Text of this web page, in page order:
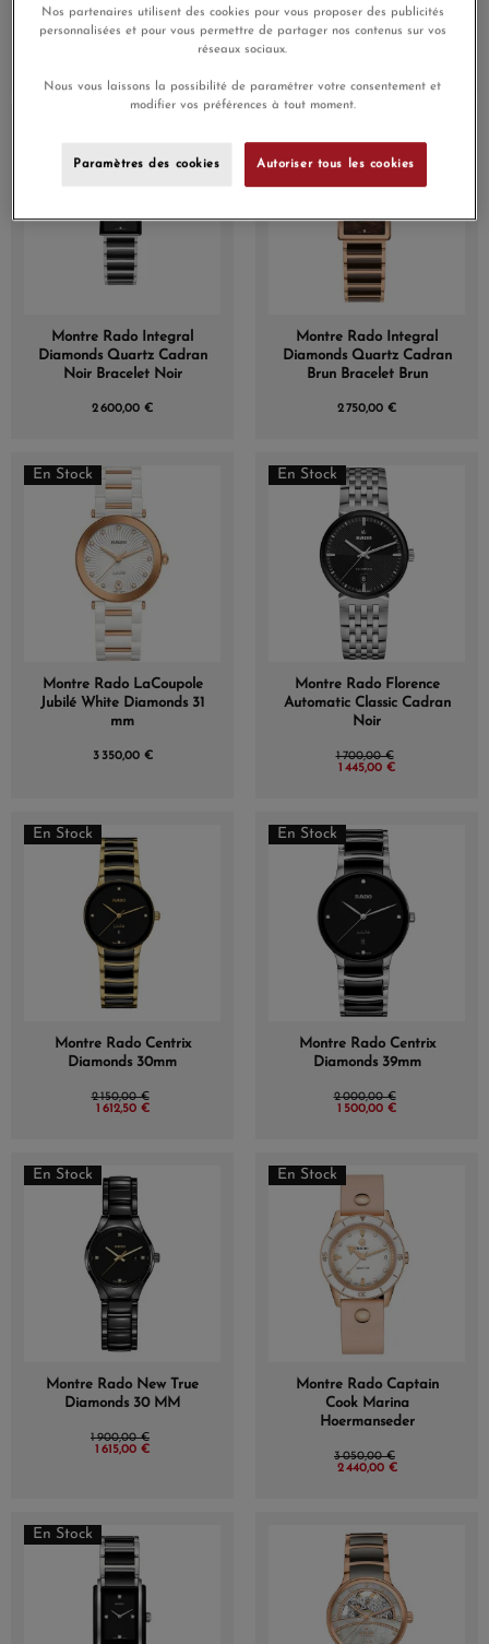
Moonphase Limited
Edition Quartz Cadran
Diamonds Quartz Cadran
Noir Bracelet Noir
Montre Rado Integral
Diamonds Quartz Cadran
Noir Bracelet Noir
2 600,00 €
Montre Rado Integral
Diamonds Quartz Cadran
Brun Bracelet Brun
2 750,00 €
En Stock
Montre Rado LaCoupole
Jubilé White Diamonds 31
mm
3 350,00 €
En Stock
Montre Rado Florence
Automatic Classic Cadran
Noir
1 700,00 €
1 445,00 €
En Stock
Montre Rado Centrix
Diamonds 30mm
2 150,00 €
1 612,50 €
En Stock
Montre Rado Centrix
Diamonds 39mm
2 000,00 €
1 500,00 €
En Stock
Montre Rado New True
Diamonds 30 MM
1 900,00 €
1 615,00 €
En Stock
Montre Rado Captain
Cook Marina
Hoermanseder
3 050,00 €
2 440,00 €
En Stock
Nos partenaires utilisent des cookies pour vous proposer des publicités
personnalisées et pour vous permettre de partager nos contenus sur vos
réseaux sociaux.
Nous vous laissons la possibilité de paramétrer votre consentement et
modifier vos préférences à tout moment.
Paramètres des cookies Autoriser tous les cookies